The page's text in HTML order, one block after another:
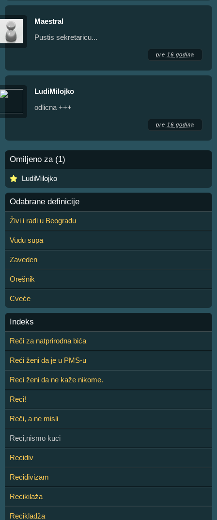
Maestral
Pustis sekretaricu...
pre 16 godina
LudiMilojko
odlicna +++
pre 16 godina
Omiljeno za (1)
LudiMilojko
Odabrane definicije
Živi i radi u Beogradu
Vudu supa
Zaveden
Orešnik
Cveće
Indeks
Reči za natprirodna bića
Reći ženi da je u PMS-u
Reci ženi da ne kaže nikome.
Reci!
Reči, a ne misli
Reci,nismo kuci
Recidiv
Recidivizam
Recikilaža
Recikladža